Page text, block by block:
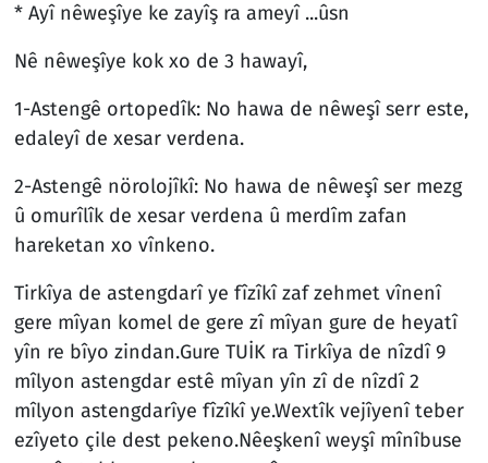
* Ayî nêweşîye ke zayîş ra ameyî ...ûsn
Nê nêweşîye kok xo de 3 hawayî,
1-Astengê ortopedîk: No hawa de nêweşî serr este,
edaleyî de xesar verdena.
2-Astengê nörolojîkî: No hawa de nêweşî ser mezg
û omurîlîk de xesar verdena û merdîm zafan
hareketan xo vînkeno.
Tirkîya de astengdarî ye fîzîkî zaf zehmet vînenî
gere mîyan komel de gere zî mîyan gure de heyatî
yîn re bîyo zindan.Gure TUİK ra Tirkîya de nîzdî 9
mîlyon astengdar estê mîyan yîn zî de nîzdî 2
mîlyon astengdarîye fîzîkî ye.Wextîk vejîyenî teber
ezîyeto çile dest pekeno.Nêeşkenî weyşî mînîbuse